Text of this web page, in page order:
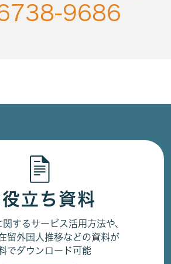
9686
立ち資料
するサービス活用方法や、
留外国人推移などの資料が
でダウンロード可能